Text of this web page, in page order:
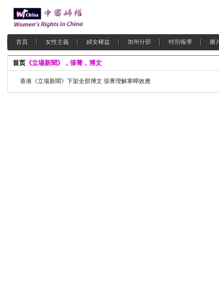
首頁 女性主義 婦女權益 加州分部 特別報導 圖
首页《立場新聞》，張菁，博文
香港《立場新聞》下架全部博文 張菁理解寒蟬效應